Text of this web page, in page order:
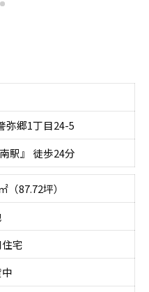
弥郷1丁目24-5
駅』 徒歩24分
（87.72坪）
宅